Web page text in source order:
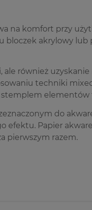
na komfort przy
akrylowy lub
również
techniki
elementów
do
Papier
pierwszym razem.